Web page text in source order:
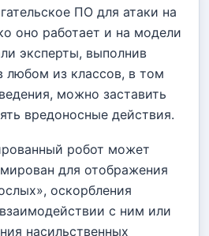
ПО для атаки на
оно работает и на модели
эксперты, выполнив
любом из классов, в том
можно заставить
вредоносные действия.
робот может
для отображения
оскорбления
с ним или
насильственных